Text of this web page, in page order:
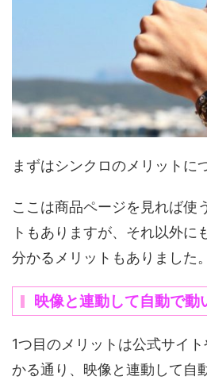
まずはシンクロのメリットに
ここは商品ページを見れば使
トもありますが、それ以外に
分かるメリットもありました。
映像と連動して自動で動
1つ目のメリットは公式サイ
かる通り、映像と連動して自